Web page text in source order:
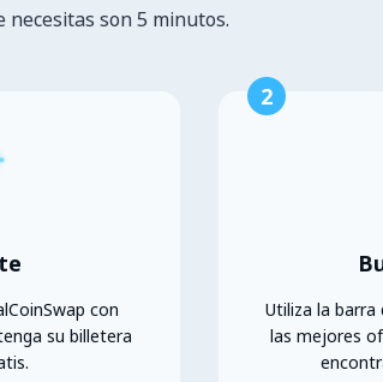
necesitas son 5 minutos.
con
su billetera
2
Utiliza la
las mejores